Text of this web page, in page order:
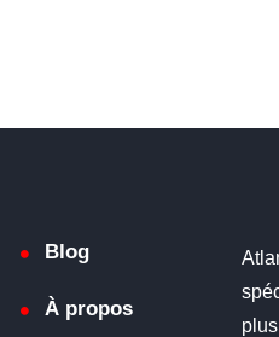
Blog
À propos